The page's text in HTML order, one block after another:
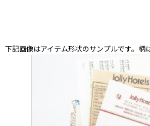
下記画像はアイテム形状のサンプルです。柄